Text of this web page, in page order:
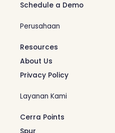
Schedule a Demo
Perusahaan
Resources
About Us
Privacy Policy
Layanan Kami
Cerra Points